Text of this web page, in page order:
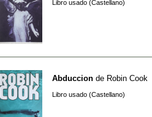
Libro usado (Castellano)
Abduccion de Robin Cook
Libro usado (Castellano)